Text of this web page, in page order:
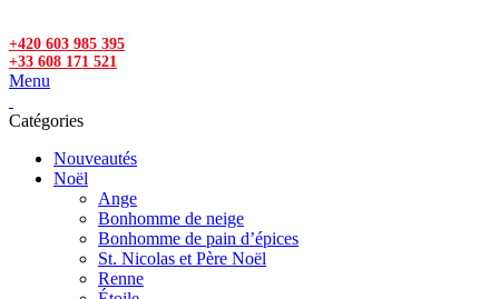
+420 603 985 395
+33 608 171 521
Menu
Catégories
Nouveautés
Noël
Ange
Bonhomme de neige
Bonhomme de pain d’épices
St. Nicolas et Père Noël
Renne